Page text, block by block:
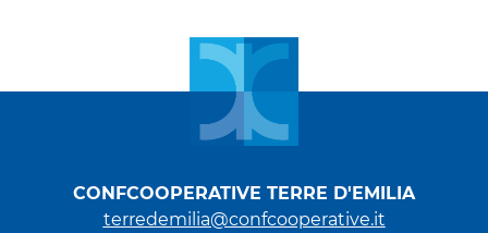
CONFCOOPERATIVE TERRE D'EMILIA
terredemilia@confcooperative.it